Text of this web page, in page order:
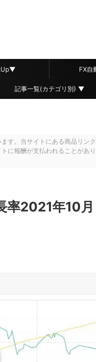
FX自
記事一覧(カテゴリ別) ▼
す。当サイトにある商品リン
に報酬が支払われることがあ
率2021年10月